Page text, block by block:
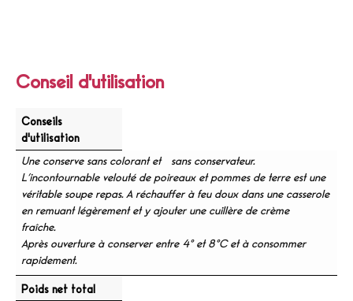
Conseil d'utilisation
Conseils
d'utilisation
Une conserve sans colorant et sans conservateur.
L’incontournable velouté de poireaux et pommes de terre est une
véritable soupe repas. A réchauffer à feu doux dans une casserole
en remuant légèrement et y ajouter une cuillère de crème
fraîche.
Après ouverture à conserver entre 4° et 8°C et à consommer
rapidement.
Poids net total